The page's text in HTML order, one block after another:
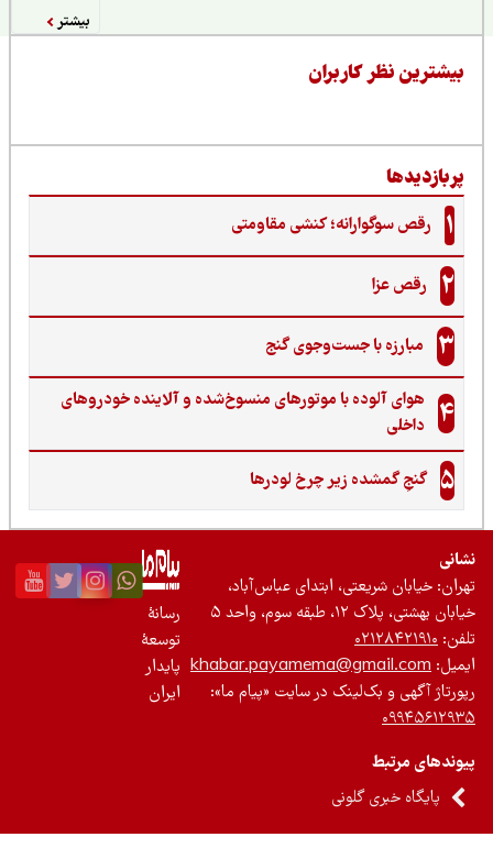
نظر کاربران
رقص سوگوارانه؛ کنشی مقاومتی
رقص عزا
مبارزه با جست‌وجوی گنج‌
هوای آلوده با موتورهای منسوخ‌شده و آلاینده خودروهای
داخلی
گنجِ گمشده زیر چرخ لودرها
خیابان شریعتی، ابتدای عباس‌آباد،
بهشتی، پلاک ۱۲، طبقه سوم، واحد ۵
۰۲۱۲۸۴۲۱۹۱۰
khabar.payamema@gmail.com
آگهی و بک‌لینک در سایت «پیام ما»:
مرتبط
پایگاه خبری گلونی
رسانۀ
توسعۀ
پایدار
ایران